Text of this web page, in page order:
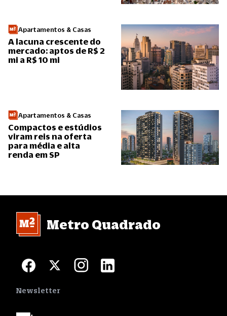
Apartamentos & Casas
A lacuna crescente do
mercado: aptos de R$ 2
mi a R$ 10 mi
Apartamentos & Casas
Compactos e estúdios
viram reis na oferta
para média e alta
renda em SP
Metro Quadrado
Newsletter